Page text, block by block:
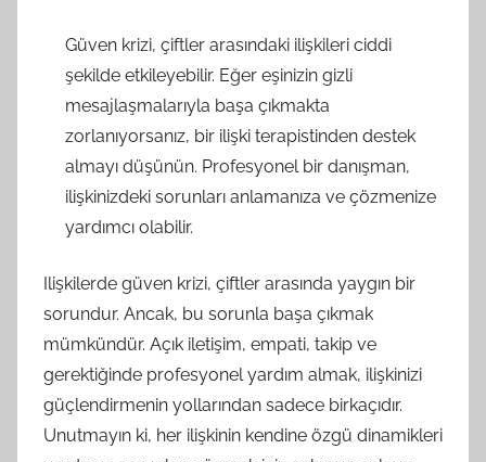
Güven krizi, çiftler arasındaki ilişkileri ciddi
şekilde etkileyebilir. Eğer eşinizin gizli
mesajlaşmalarıyla başa çıkmakta
zorlanıyorsanız, bir ilişki terapistinden destek
almayı düşünün. Profesyonel bir danışman,
ilişkinizdeki sorunları anlamanıza ve çözmenize
yardımcı olabilir.
Ilişkilerde güven krizi, çiftler arasında yaygın bir
sorundur. Ancak, bu sorunla başa çıkmak
mümkündür. Açık iletişim, empati, takip ve
gerektiğinde profesyonel yardım almak, ilişkinizi
güçlendirmenin yollarından sadece birkaçıdır.
Unutmayın ki, her ilişkinin kendine özgü dinamikleri